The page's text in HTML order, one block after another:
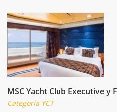
MSC Yacht Club Executive y
Categoría YCT